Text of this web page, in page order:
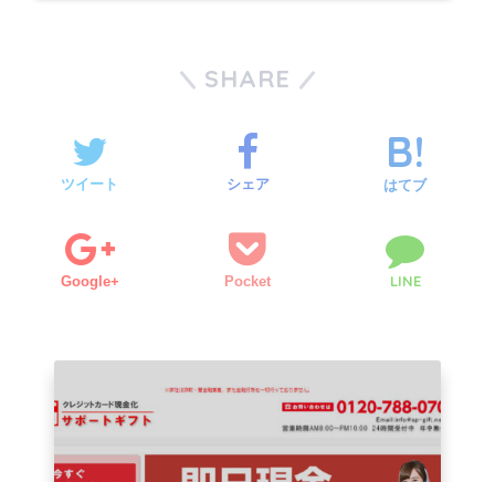
SHARE
ツイート シェア はてブ
Google+ Pocket LINE